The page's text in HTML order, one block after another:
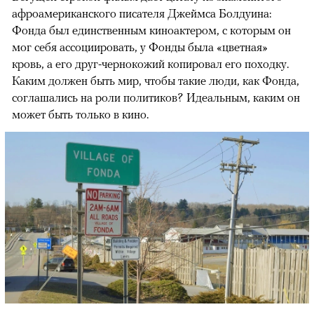
афроамериканского писателя Джеймса Болдуина:
Фонда был единственным киноактером, с которым он
мог себя ассоциировать, у Фонды была «цветная»
кровь, а его друг-чернокожий копировал его походку.
Каким должен быть мир, чтобы такие люди, как Фонда,
соглашались на роли политиков? Идеальным, каким он
может быть только в кино.